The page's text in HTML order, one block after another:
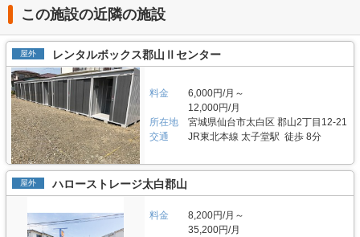
この施設の近隣の施設
屋外 レンタルボックス郡山Ⅱセンター
料金
6,000円/月～
12,000円/月
所在地
宮城県仙台市太白区 郡山2丁目12-21
交通
JR東北本線 太子堂駅 徒歩 8分
屋外 ハローストレージ太白郡山
料金
8,200円/月～
35,200円/月